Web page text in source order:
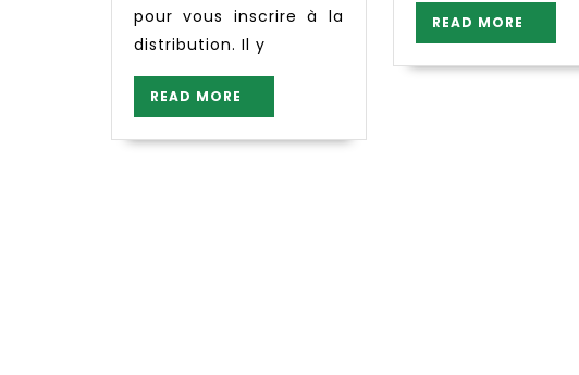
pour vous inscrire à la
distribution. Il y
READ MORE
MORE
READ MORE
MORE